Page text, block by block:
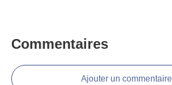
Commentaires
Ajouter un commentaire